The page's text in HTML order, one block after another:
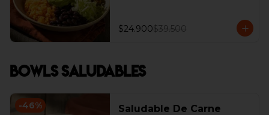
$24.900$39.500
Bowls Saludables
-46% Saludable De Carne